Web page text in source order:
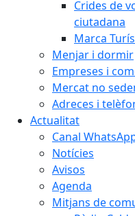
Crides de
ciutadana
Marca
Menjar i dormir
Empreses i
Mercat no
Adreces i
Actualitat
Canal
Notícies
Avisos
Agenda
Mitjans de